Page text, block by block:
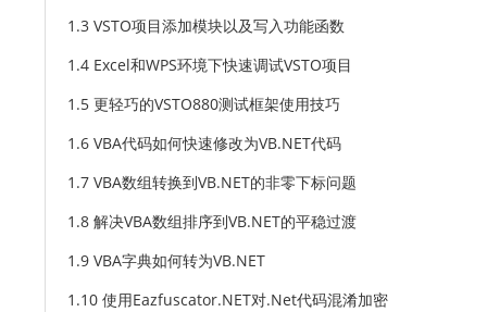
1.3 VSTO项目添加模块以及写入功能函数
1.4 Excel和WPS环境下快速调试VSTO项目
1.5 更轻巧的VSTO880测试框架使用技巧
1.6 VBA代码如何快速修改为VB.NET代码
1.7 VBA数组转换到VB.NET的非零下标问题
1.8 解决VBA数组排序到VB.NET的平稳过渡
1.9 VBA字典如何转为VB.NET
1.10 使用Eazfuscator.NET对.Net代码混淆加密